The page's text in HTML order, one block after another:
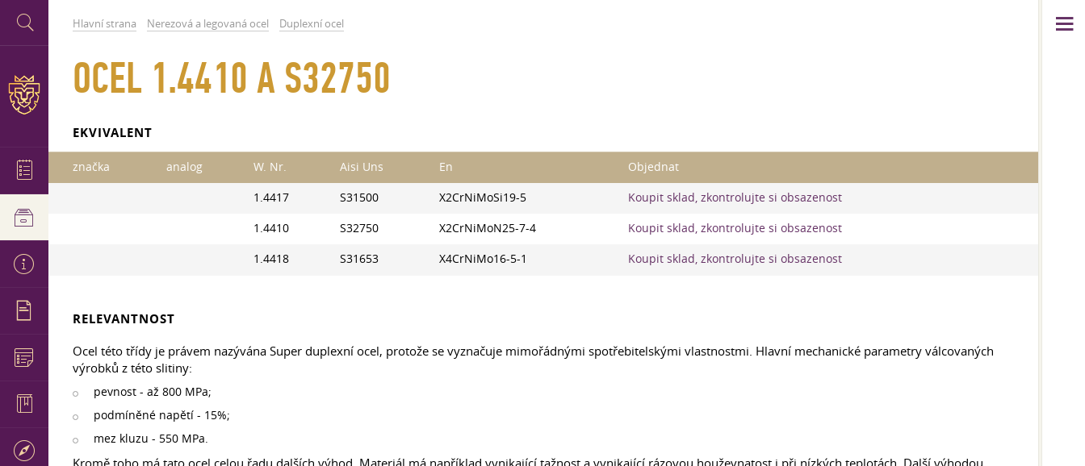
Hlavní strana Nerezová a legovaná ocel Duplexní ocel
OCEL 1.4410 A S32750
EKVIVALENT
značka analog W. Nr. Aisi Uns En Objednat
1.4417 S31500 X2CrNiMoSi19-5 Koupit sklad, zkontrolujte si obsazenost
1.4410 S32750 X2CrNiMoN25-7-4 Koupit sklad, zkontrolujte si obsazenost
1.4418 S31653 X4CrNiMo16-5-1 Koupit sklad, zkontrolujte si obsazenost
RELEVANTNOST
Ocel této třídy je právem nazývána Super duplexní ocel, protože se vyznačuje mimořádnými spotřebitelskými vlastnostmi. Hlavní mechanické parametry válcovaných
výrobků z této slitiny:
pevnost - až 800 MPa;
podmíněné napětí - 15%;
mez kluzu - 550 MPa.
Kromě toho má tato ocel celou řadu dalších výhod. Materiál má například vynikající tažnost a vynikající rázovou houževnatost i při nízkých teplotách. Další výhodou